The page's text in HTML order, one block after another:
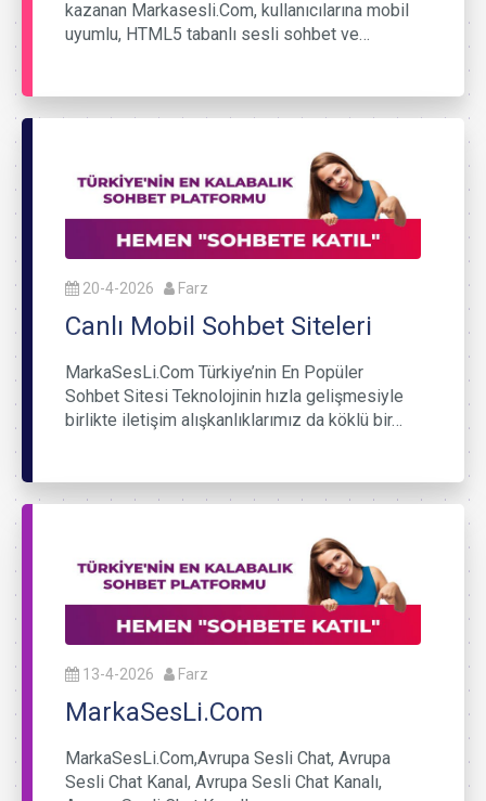
kazanan Markasesli.Com, kullanıcılarına mobil
uyumlu, HTML5 tabanlı sesli sohbet ve…
20-4-2026 Farz
Canlı Mobil Sohbet Siteleri
MarkaSesLi.Com Türkiye’nin En Popüler
Sohbet Sitesi Teknolojinin hızla gelişmesiyle
birlikte iletişim alışkanlıklarımız da köklü bir…
13-4-2026 Farz
MarkaSesLi.Com
MarkaSesLi.Com,Avrupa Sesli Chat, Avrupa
Sesli Chat Kanal, Avrupa Sesli Chat Kanalı,